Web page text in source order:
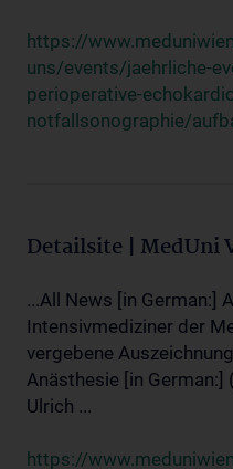
https://
uns/events/jaehrliche-
perioperative-
notfallsonographie/
Detailsite | MedUni
...All News [in German:]
Intensivmediziner der
vergebene
Anästhesie [in German:]
Ulrich ...
https://